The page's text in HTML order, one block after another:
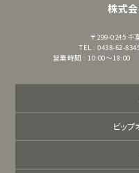
株式
〒299-0245 千
TEL : 0438-62-
営業時間 : 10:00～18:00
ビッ